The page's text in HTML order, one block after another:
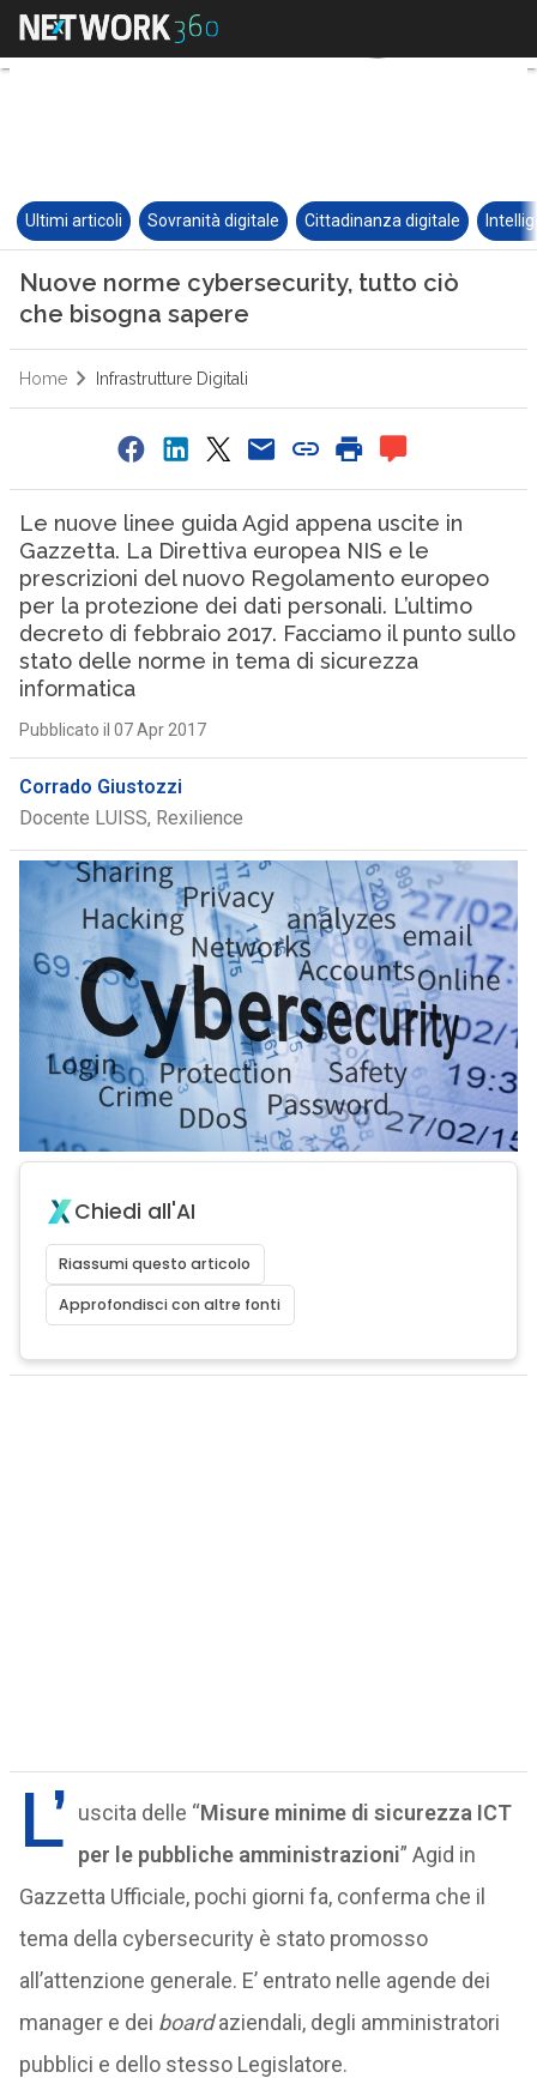
Ultimi articoli Sovranità digitale Cittadinanza digitale
Nuove norme cybersecurity, tutto ciò
che bisogna sapere
Home Infrastrutture Digitali
Le nuove linee guida Agid appena uscite in
Gazzetta. La Direttiva europea NIS e le
prescrizioni del nuovo Regolamento europeo
per la protezione dei dati personali. L’ultimo
decreto di febbraio 2017. Facciamo il punto sullo
stato delle norme in tema di sicurezza
informatica
Pubblicato il 07 Apr 2017
Corrado Giustozzi
Docente LUISS, Rexilience
Chiedi all'AI
Riassumi questo articolo
Approfondisci con altre fonti
L’ uscita delle “Misure minime di sicurezza ICT
per le pubbliche amministrazioni” Agid in
Gazzetta Ufficiale, pochi giorni fa, conferma che il
tema della cybersecurity è stato promosso
all’attenzione generale. E’ entrato nelle agende dei
manager e dei boardaziendali, degli amministratori
pubblici e dello stesso Legislatore.